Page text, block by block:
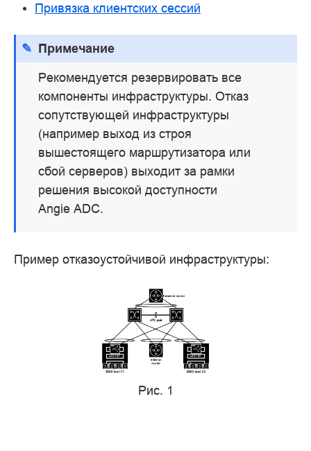
Привязка клиентских сессий
Примечание
Рекомендуется резервировать все
компоненты инфраструктуры. Отказ
сопутствующей инфраструктуры
(например выход из строя
вышестоящего маршрутизатора или
сбой серверов) выходит за рамки
решения высокой доступности
Angie ADC.
Пример отказоустойчивой инфраструктуры:
Рис. 1